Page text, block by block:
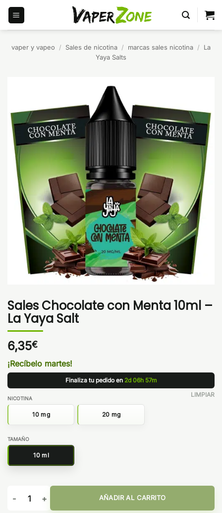
Saltar
contenido
vaper y vapeo / Sales de nicotina / marcas sales nicotina /
La
Yaya Salts
Sales Chocolate con Menta 10ml –
La Yaya Salt
6,35€
¡Recíbelo martes!
Finaliza tu pedido en 2d 06h 57m
NICOTINA
10 mg 20 mg
TAMAÑO
10 ml
LIMPIAR
Sales Chocolate con Menta 10ml - La Yaya Salt cantidad
AÑADIR AL CARRITO